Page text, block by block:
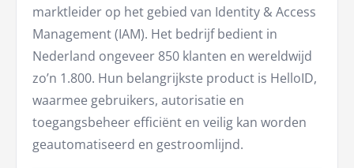
marktleider op het gebied van Identity & Access
Management (IAM). Het bedrijf bedient in
Nederland ongeveer 850 klanten en wereldwijd
zo’n 1.800. Hun belangrijkste product is HelloID,
waarmee gebruikers, autorisatie en
toegangsbeheer efficiënt en veilig kan worden
geautomatiseerd en gestroomlijnd.